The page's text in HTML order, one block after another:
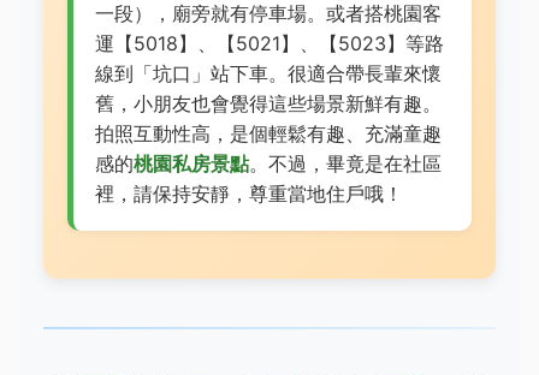
一段），廟旁就有停車場。或者搭桃園客
運【5018】、【5021】、【5023】等路
線到「坑口」站下車。很適合帶長輩來懷
舊，小朋友也會覺得這些場景新鮮有趣。
拍照互動性高，是個輕鬆有趣、充滿童趣
感的桃園私房景點。不過，畢竟是在社區
裡，請保持安靜，尊重當地住戶哦！